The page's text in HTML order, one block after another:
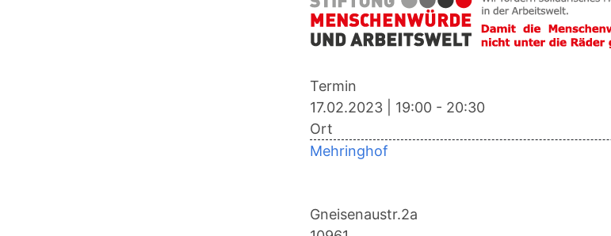
Termin
17.02.2023
19:00- 20:30
Ort
Mehringhof
Gneisenaustr.2a